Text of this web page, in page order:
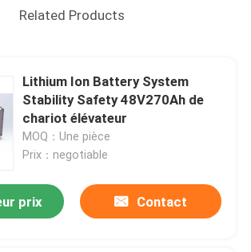
Related Products
Lithium Ion Battery System
Stability Safety 48V270Ah de
chariot élévateur
MOQ：Une pièce
Prix：negotiable
prix Contact